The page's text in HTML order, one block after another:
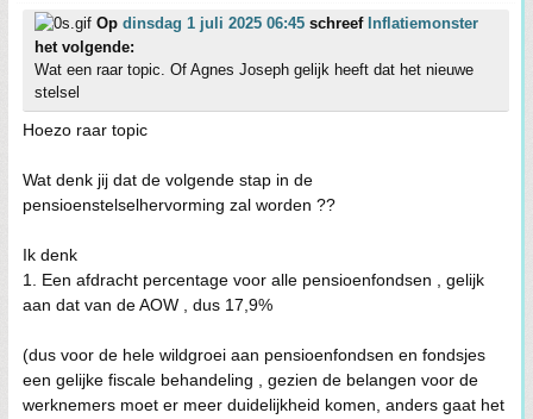
Op dinsdag 1 juli 2025 06:45 schreef Inflatiemonster
het volgende:
Wat een raar topic. Of Agnes Joseph gelijk heeft dat het nieuwe
stelsel
Hoezo raar topic
Wat denk jij dat de volgende stap in de
pensioenstelselhervorming zal worden ??
Ik denk
1. Een afdracht percentage voor alle pensioenfondsen , gelijk
aan dat van de AOW , dus 17,9%
(dus voor de hele wildgroei aan pensioenfondsen en fondsjes
een gelijke fiscale behandeling , gezien de belangen voor de
werknemers moet er meer duidelijkheid komen, anders gaat het